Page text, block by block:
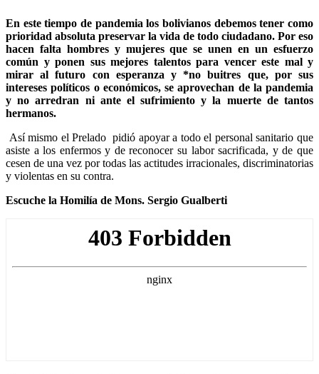
En este tiempo de pandemia los bolivianos debemos tener como
prioridad absoluta preservar la vida de todo ciudadano. Por eso
hacen falta hombres y mujeres que se unen en un esfuerzo
común y ponen sus mejores talentos para vencer este mal y
mirar al futuro con esperanza y *no buitres que, por sus
intereses políticos o económicos, se aprovechan de la pandemia
y no arredran ni ante el sufrimiento y la muerte de tantos
hermanos.
Así mismo el Prelado pidió apoyar a todo el personal sanitario que
asiste a los enfermos y de reconocer su labor sacrificada, y de que
cesen de una vez por todas las actitudes irracionales, discriminatorias
y violentas en su contra.
Escuche la Homilía de Mons. Sergio Gualberti